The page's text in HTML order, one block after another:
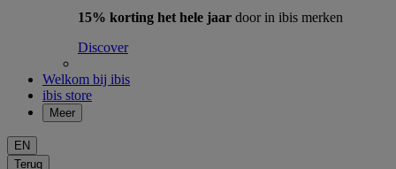
15% korting het hele jaar door in ibis merken
Discover
Welkom bij ibis
ibis store
Meer
EN
Terug